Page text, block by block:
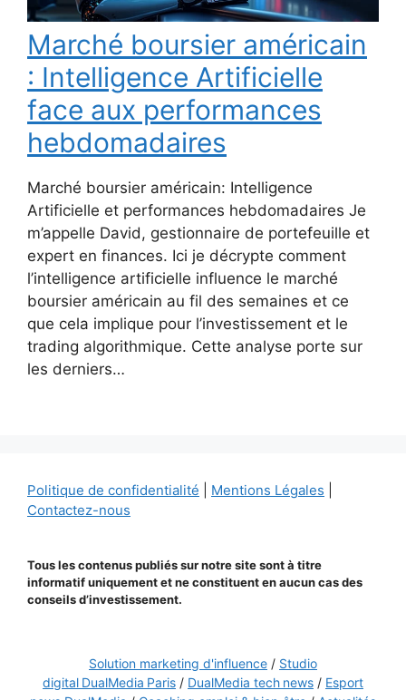
Marché boursier américain
: Intelligence Artificielle
face aux performances
hebdomadaires
Marché boursier américain: Intelligence
Artificielle et performances hebdomadaires Je
m’appelle David, gestionnaire de portefeuille et
expert en finances. Ici je décrypte comment
l’intelligence artificielle influence le marché
boursier américain au fil des semaines et ce
que cela implique pour l’investissement et le
trading algorithmique. Cette analyse porte sur
les derniers…
Politique de confidentialité Mentions Légales
Contactez-nous
Tous les contenus publiés sur notre site sont à titre
informatif uniquement et ne constituent en aucun cas des
conseils d’investissement.
Solution marketing d'influence / Studio
digital DualMedia Paris / DualMedia tech news / Esport